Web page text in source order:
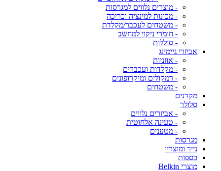
- מוצרים נלווים למגרסות
- מכונות למינציה וכריכה
- משטחים לעכבר/מקלדת
- חומרי ניקוי למחשב
- סוללות
אביזרי גיימינג
- אוזניות
- מקלדות ועכברים
- רמקולים ומיקרופונים
- משטחים
מקרנים
סלולר
- אביזרים נלווים
- טעינה אלחוטית
- מטענים
מגרסות
נייר ומוצריו
כספות
מוצרי Belkin